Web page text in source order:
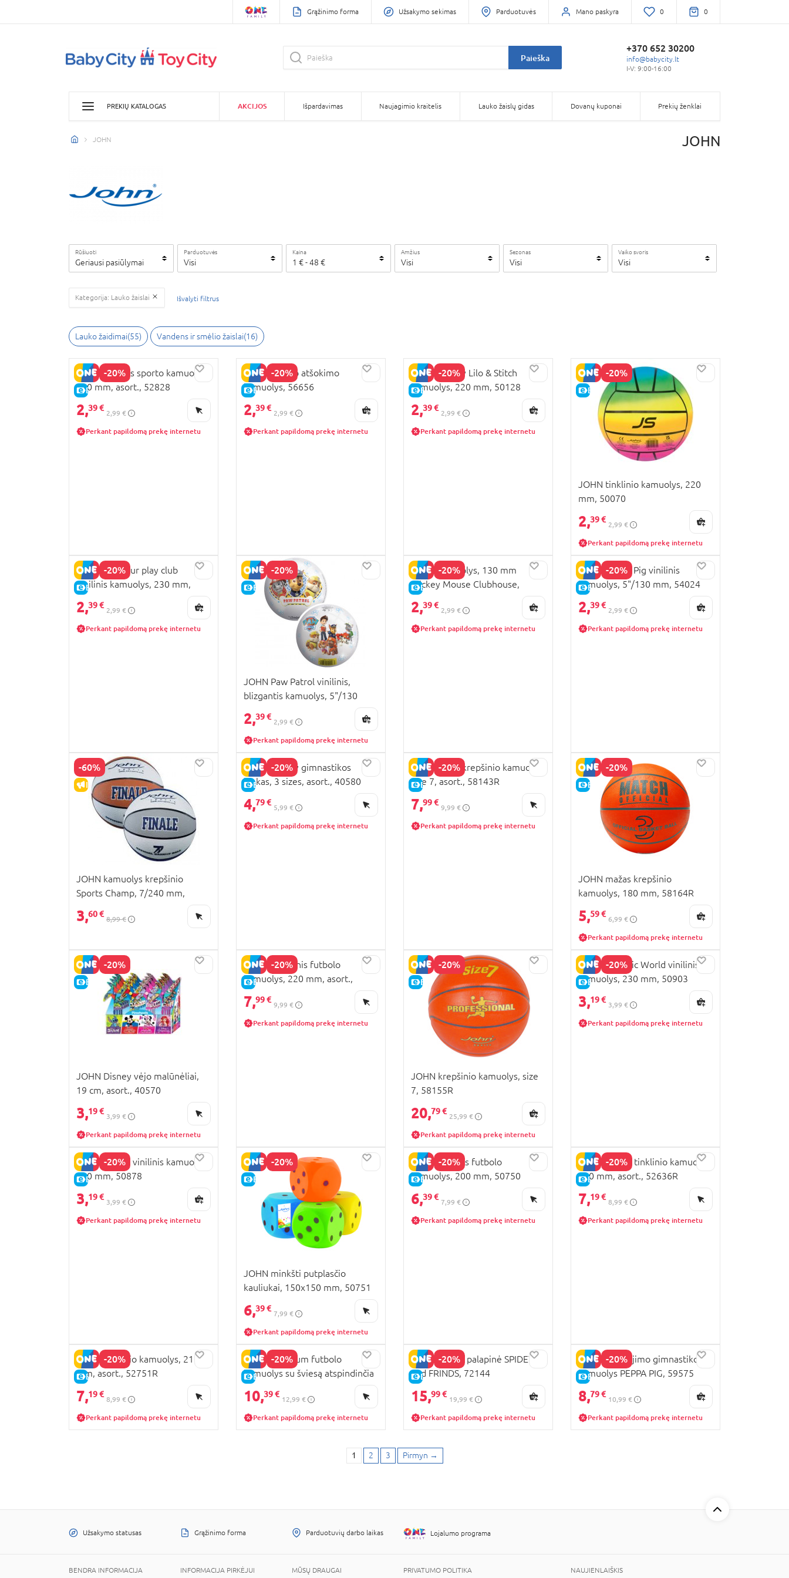
Grąžinimo forma Užsakymo sekimas Parduotuvės Mano paskyra 0 0
Paieška
+370 652 30200
info@babycity.lt
I-V: 9:00-16:00
PREKIŲ KATALOGAS AKCIJOS Išpardavimas Naujagimio kraitelis Lauko žaislų gidas Dovanų kuponai Prekių ženklai
JOHN JOHN
Rūšiuoti
Geriausi pasiūlymai
Parduotuvės
Visi
Kaina
1 € -48 €
Amžius
Visi
Sezonas
Visi
Vaiko svoris
Visi
Kategorija: Lauko žaislai Išvalyti filtrus
Lauko žaidimai(55) Vandens ir smėlio žaislai(16)
-20%
E-KAINA
JOHN švelnūs sporto kamuoliai,
100 mm, asort., 52828
2,39 €
2,99 €
Perkant papildomą prekę internetu
-20%
E-KAINA
JOHN didelio atšokimo
kamuolys, 56656
2,39 €
2,99 €
Perkant papildomą prekę internetu
-20%
E-KAINA
JOHN Disney Lilo & Stitch
kamuolys, 220 mm, 50128
2,39 €
2,99 €
Perkant papildomą prekę internetu
-20%
E-KAINA
JOHN tinklinio kamuolys, 220
mm, 50070
2,39 €
2,99 €
Perkant papildomą prekę internetu
-20%
E-KAINA
JOHN dinosaur play club
vinilinis kamuolys, 230 mm,
50158
2,39 €
2,99 €
Perkant papildomą prekę internetu
-20%
E-KAINA
JOHN Paw Patrol vinilinis,
blizgantis kamuolys, 5"/130
2,39 €
2,99 €
Perkant papildomą prekę internetu
-20%
E-KAINA
JOHN kamuolys, 130 mm
Mickey Mouse Clubhouse,
54290
2,39 €
2,99 €
Perkant papildomą prekę internetu
-20%
E-KAINA
JOHN Peppa Pig vinilinis
kamuolys, 5"/130 mm, 54024
2,39 €
2,99 €
Perkant papildomą prekę internetu
-60%
IŠPARDAVIMAS
JOHN kamuolys krepšinio
Sports Champ, 7/240 mm,
3,60 €
8,99 €
-20%
E-KAINA
JOHN Disney gimnastikos
lankas, 3 sizes, asort., 40580
4,79 €
5,99 €
Perkant papildomą prekę internetu
-20%
E-KAINA
JOHN Dunk krepšinio kamuolys,
size 7, asort., 58143R
7,99 €
9,99 €
Perkant papildomą prekę internetu
-20%
E-KAINA
JOHN mažas krepšinio
kamuolys, 180 mm, 58164R
5,59 €
6,99 €
Perkant papildomą prekę internetu
-20%
E-KAINA
JOHN Disney vėjo malūnėliai,
19 cm, asort., 40570
3,19 €
3,99 €
Perkant papildomą prekę internetu
-20%
E-KAINA
JOHN klasikinis futbolo
kamuolys, 220 mm, asort.,
52002R
7,99 €
9,99 €
Perkant papildomą prekę internetu
-20%
E-KAINA
JOHN krepšinio kamuolys, size
7, 58155R
20,79 €
25,99 €
Perkant papildomą prekę internetu
-20%
E-KAINA
JOHN Jurassic World vinilinis
kamuolys, 230 mm, 50903
3,19 €
3,99 €
Perkant papildomą prekę internetu
-20%
E-KAINA
JOHN Barbie vinilinis kamuolys,
230 mm, 50878
3,19 €
3,99 €
Perkant papildomą prekę internetu
-20%
E-KAINA
JOHN minkšti putplasčio
kauliukai, 150x150 mm, 50751
6,39 €
7,99 €
Perkant papildomą prekę internetu
-20%
E-KAINA
JOHN švelnus futbolo
kamuolys, 200 mm, 50750
6,39 €
7,99 €
Perkant papildomą prekę internetu
-20%
E-KAINA
JOHN TWIST tinklinio kamuolys,
220 mm, asort., 52636R
7,19 €
8,99 €
Perkant papildomą prekę internetu
-20%
E-KAINA
JOHN tinklinio kamuolys, 210
mm, asort., 52751R
7,19 €
8,99 €
Perkant papildomą prekę internetu
-20%
E-KAINA
JOHN premium futbolo
kamuolys su šviesą atspindinčia
juosta, 220 mm, asort., 52055R
10,39 €
12,99 €
Perkant papildomą prekę internetu
-20%
E-KAINA
JONH vidaus palapinė SPIDEY
and FRINDS, 72144
15,99 €
19,99 €
Perkant papildomą prekę internetu
-20%
E-KAINA
JONH šokinėjimo gimnastikos
kamuolys PEPPA PIG, 59575
8,79 €
10,99 €
Perkant papildomą prekę internetu
1 2 3 Pirmyn →
Užsakymo statusas Grąžinimo forma Parduotuvių darbo laikas Lojalumo programa
BENDRA INFORMACIJA INFORMACIJA PIRKĖJUI MŪSŲ DRAUGAI PRIVATUMO POLITIKA NAUJIENLAIŠKIS